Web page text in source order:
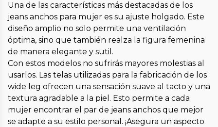
Una de las características más destacadas de los
jeans anchos para mujer es su ajuste holgado. Este
diseño amplio no solo permite una ventilación
óptima, sino que también realza la figura femenina
de manera elegante y sutil.
Con estos modelos no sufrirás mayores molestias al
usarlos. Las telas utilizadas para la fabricación de los
wide leg ofrecen una sensación suave al tacto y una
textura agradable a la piel. Esto permite a cada
mujer encontrar el par de jeans anchos que mejor
se adapte a su estilo personal. ¡Asegura un aspecto